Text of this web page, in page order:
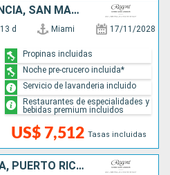
ESTADOS UNIDOS, FRANCIA, SAN MARTÍN, SAN VINCENT Y LAS GRANADINAS
13 d Miami 17/11/2028
US$ 7,512 Tasas incluidas
Propinas incluidas
Noche pre-crucero incluida*
Servicio de lavanderia incluido
Restaurantes de especialidades y
bebidas premium incluidos
REPÚBLICA DOMINICANA, PUERTO RICO, SAN MARTÍN, FRANCIA, SAN VINCENT Y LAS GRANADINAS, ESTADOS UNIDOS